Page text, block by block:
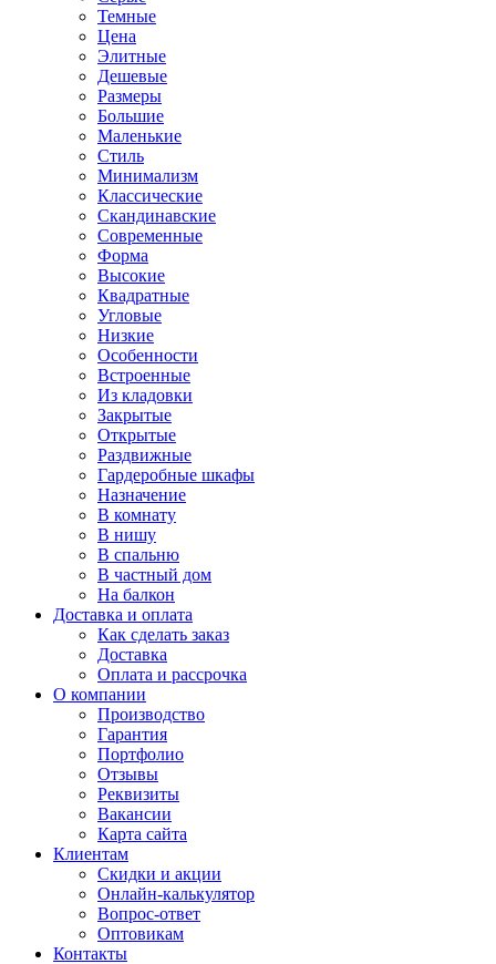
Темные
Цена
Элитные
Дешевые
Размеры
Большие
Маленькие
Стиль
Минимализм
Классические
Скандинавские
Современные
Форма
Высокие
Квадратные
Угловые
Низкие
Особенности
Встроенные
Из кладовки
Закрытые
Открытые
Раздвижные
Гардеробные шкафы
Назначение
В комнату
В нишу
В спальню
В частный дом
На балкон
Доставка и оплата
Как сделать заказ
Доставка
Оплата и рассрочка
О компании
Производство
Гарантия
Портфолио
Отзывы
Реквизиты
Вакансии
Карта сайта
Клиентам
Скидки и акции
Онлайн-калькулятор
Вопрос-ответ
Оптовикам
Контакты